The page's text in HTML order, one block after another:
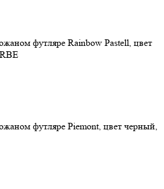
футляре Rainbow Pastell, цвет
футляре Piemont, цвет черный,